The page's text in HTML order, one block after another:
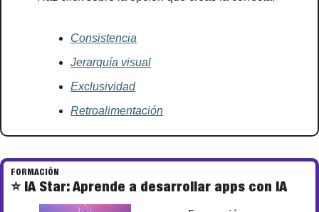
Consistencia
Jerarquía visual
Exclusividad
Retroalimentación
FORMACIÓN
⭐ IA Star: Aprende a desarrollar apps con IA